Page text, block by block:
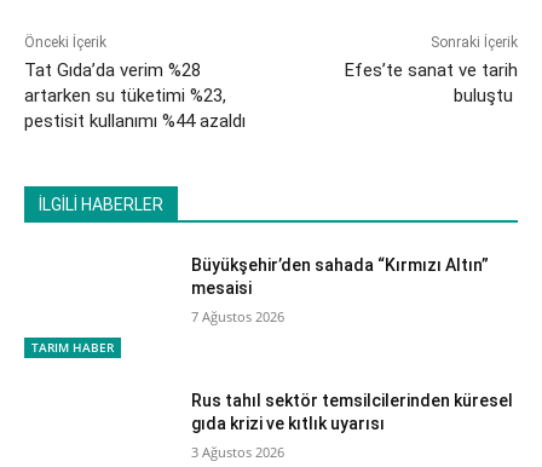
Önceki İçerik
Tat Gıda’da verim %28
artarken su tüketimi %23,
pestisit kullanımı %44 azaldı
Sonraki İçerik
Efes’te sanat ve tarih
buluştu
İLGİLİ HABERLER
TARIM HABER
Büyükşehir’den sahada “Kırmızı Altın”
mesaisi
7 Ağustos 2026
Rus tahıl sektör temsilcilerinden küresel
gıda krizi ve kıtlık uyarısı
3 Ağustos 2026